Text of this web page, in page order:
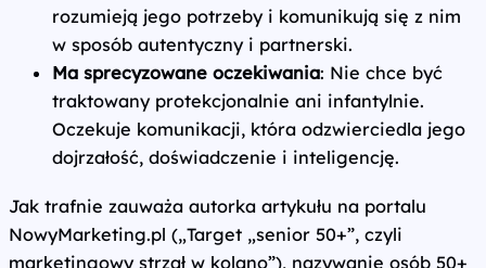
rozumieją jego potrzeby i komunikują się z nim
w sposób autentyczny i partnerski.
Ma sprecyzowane oczekiwania: Nie chce być
traktowany protekcjonalnie ani infantylnie.
Oczekuje komunikacji, która odzwierciedla jego
dojrzałość, doświadczenie i inteligencję.
Jak trafnie zauważa autorka artykułu na portalu
NowyMarketing.pl („Target „senior 50+”, czyli
marketingowy strzał w kolano”), nazywanie osób 50+